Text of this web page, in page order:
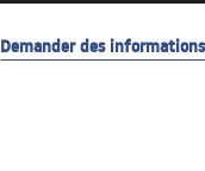
Demander des